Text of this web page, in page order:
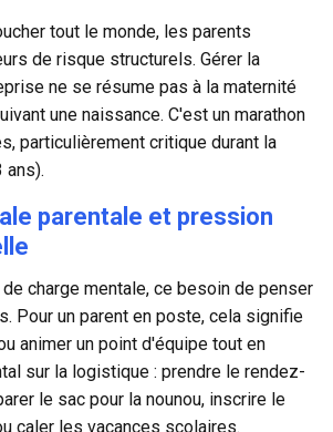
tout le monde, les parents
de risque structurels. Gérer la
ne se résume pas à la maternité
une naissance. C'est un marathon
, particulièrement critique durant la
ans).
parentale et pression
de charge mentale, ce besoin de penser
Pour un parent en poste, cela signifie
animer un point d'équipe tout en
sur la logistique : prendre le rendez-
le sac pour la nounou, inscrire le
caler les vacances scolaires.